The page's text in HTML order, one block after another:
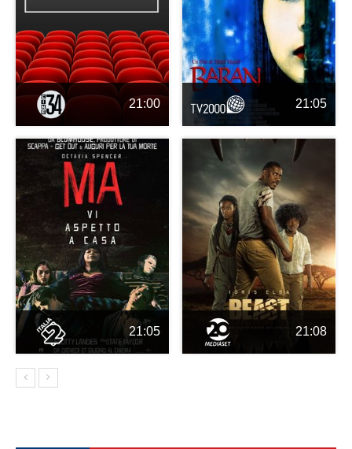
21:00 21:05
21:05 21:08